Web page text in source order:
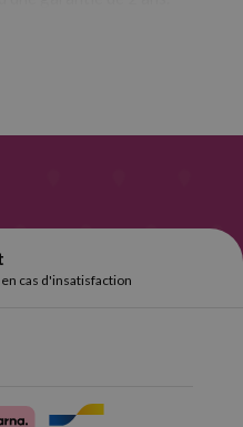
cas d'insatisfaction